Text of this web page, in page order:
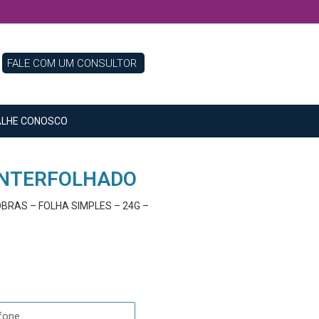
FALE COM UM CONSULTOR
CONOSCO
– FOLHA SIMPLES – 24G –